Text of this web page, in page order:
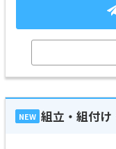
NEW 組立・組付